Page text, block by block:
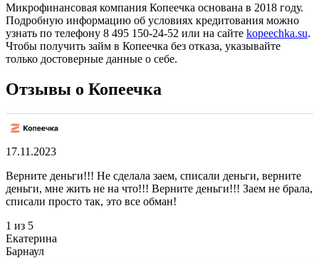
Микрофинансовая компания Копеечка основана в 2018 году.
Подробную информацию об условиях кредитования можно
узнать по телефону 8 495 150-24-52 или на сайте kopeechka.su.
Чтобы получить займ в Копеечка без отказа, указывайте
только достоверные данные о себе.
Отзывы о Копеечка
17.11.2023
Верните деньги!!! Не сделала заем, списали деньги, верните
деньги, мне жить не на что!!! Верните деньги!!! Заем не брала,
списали просто так, это все обман!
1 из 5
Екатерина
Барнаул